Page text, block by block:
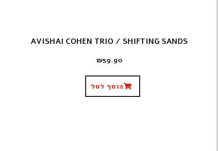
AVISHAI COHEN TRIO / SHIFTING SANDS
₪59.90
הוסף לסל